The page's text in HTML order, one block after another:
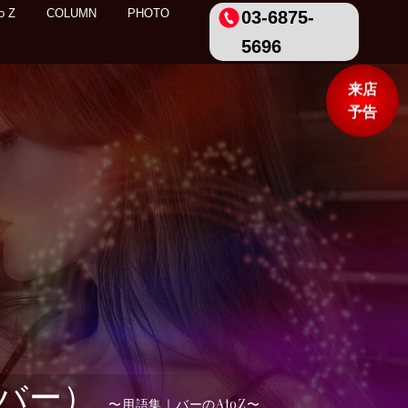
Z COLUMN PHOTO
03-6875-
5696
来店
予告
ー） 用語集｜バーのAtoZ